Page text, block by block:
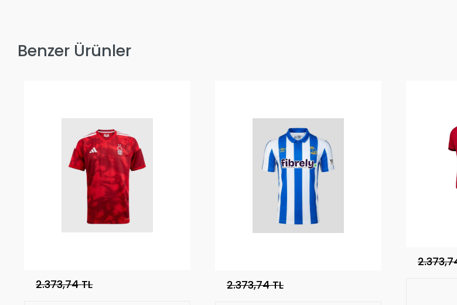
Benzer Ürünler
2.373,74 TL 2.373,74 TL